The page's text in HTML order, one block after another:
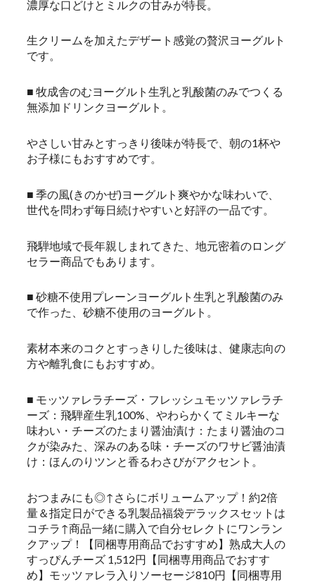
濃厚な口どけとミルクの甘みが特長。
生クリームを加えたデザート感覚の贅沢ヨーグルト
です。
■ 牧成舎のむヨーグルト生乳と乳酸菌のみでつくる
無添加ドリンクヨーグルト。
やさしい甘みとすっきり後味が特長で、朝の1杯や
お子様にもおすすめです。
■ 季の風(きのかぜ)ヨーグルト爽やかな味わいで、
世代を問わず毎日続けやすいと好評の一品です。
飛騨地域で長年親しまれてきた、地元密着のロング
セラー商品でもあります。
■ 砂糖不使用プレーンヨーグルト生乳と乳酸菌のみ
で作った、砂糖不使用のヨーグルト。
素材本来のコクとすっきりした後味は、健康志向の
方や離乳食にもおすすめ。
■ モッツァレラチーズ・フレッシュモッツァレラチ
ーズ：飛騨産生乳100%、やわらかくてミルキーな
味わい・チーズのたまり醤油漬け：たまり醤油のコ
クが染みた、深みのある味・チーズのワサビ醤油漬
け：ほんのりツンと香るわさびがアクセント。
おつまみにも◎↑さらにボリュームアップ！約2倍
量＆指定日ができる乳製品福袋デラックスセットは
コチラ↑商品一緒に購入で自分セレクトにワンラン
クアップ！【同梱専用商品でおすすめ】熟成大人の
すっぴんチーズ 1,512円【同梱専用商品でおすす
め】モッツァレラ入りソーセージ810円【同梱専用